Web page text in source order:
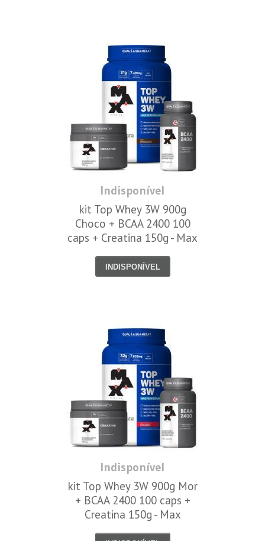
Indisponível
kit Top Whey 3W 900g
Choco + BCAA 2400 100
caps + Creatina 150g - Max
INDISPONÍVEL
Indisponível
kit Top Whey 3W 900g Mor
+ BCAA 2400 100 caps +
Creatina 150g - Max